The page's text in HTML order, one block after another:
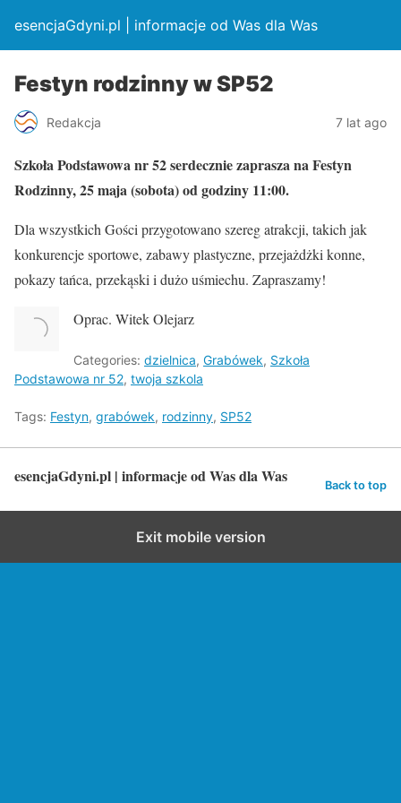
esencjaGdyni.pl | informacje od Was dla Was
Festyn rodzinny w SP52
Redakcja 7 lat ago
Szkoła Podstawowa nr 52 serdecznie zaprasza na Festyn
Rodzinny, 25 maja (sobota) od godziny 11:00.
Dla wszystkich Gości przygotowano szereg atrakcji, takich jak
konkurencje sportowe, zabawy plastyczne, przejażdżki konne,
pokazy tańca, przekąski i dużo uśmiechu. Zapraszamy!
Oprac. Witek Olejarz
Categories: dzielnica, Grabówek, Szkoła
Podstawowa nr 52, twoja szkola
Tags: Festyn, grabówek, rodzinny, SP52
esencjaGdyni.pl | informacje od Was dla Was Back to top
Exit mobile version